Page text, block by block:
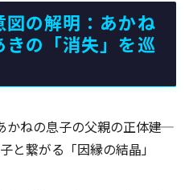
の解明：あかね
の「消失」を巡
かねの息子の父親の正体――建
と繋がる「因縁の結晶」